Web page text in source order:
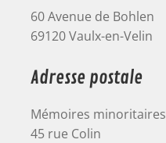
60 Avenue de Bohlen
69120 Vaulx-en-Velin
Adresse postale
Mémoires minoritaires
45 rue Colin